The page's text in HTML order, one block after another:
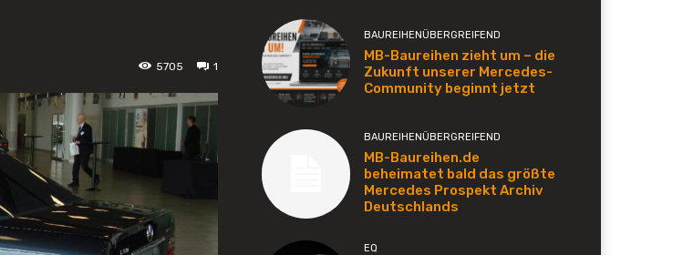
1
5705
BAUREIHENÜBERGREIFEND
MB-Baureihen zieht um – die
Zukunft unserer Mercedes-
Community beginnt jetzt
BAUREIHENÜBERGREIFEND
MB-Baureihen.de
beheimatet bald das größte
Mercedes Prospekt Archiv
Deutschlands
EQ